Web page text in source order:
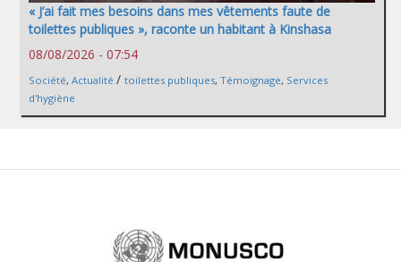
« J’ai fait mes besoins dans mes vêtements faute de
toilettes publiques », raconte un habitant à Kinshasa
08/08/2026 - 07:54
Société, Actualité / toilettes publiques, Témoignage, Services
d'hygiène